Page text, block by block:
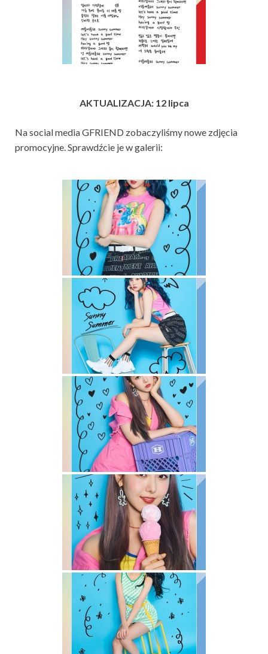
AKTUALIZACJA: 12 lipca
Na social media GFRIEND zobaczyliśmy nowe zdjęcia
promocyjne. Sprawdźcie je w galerii: